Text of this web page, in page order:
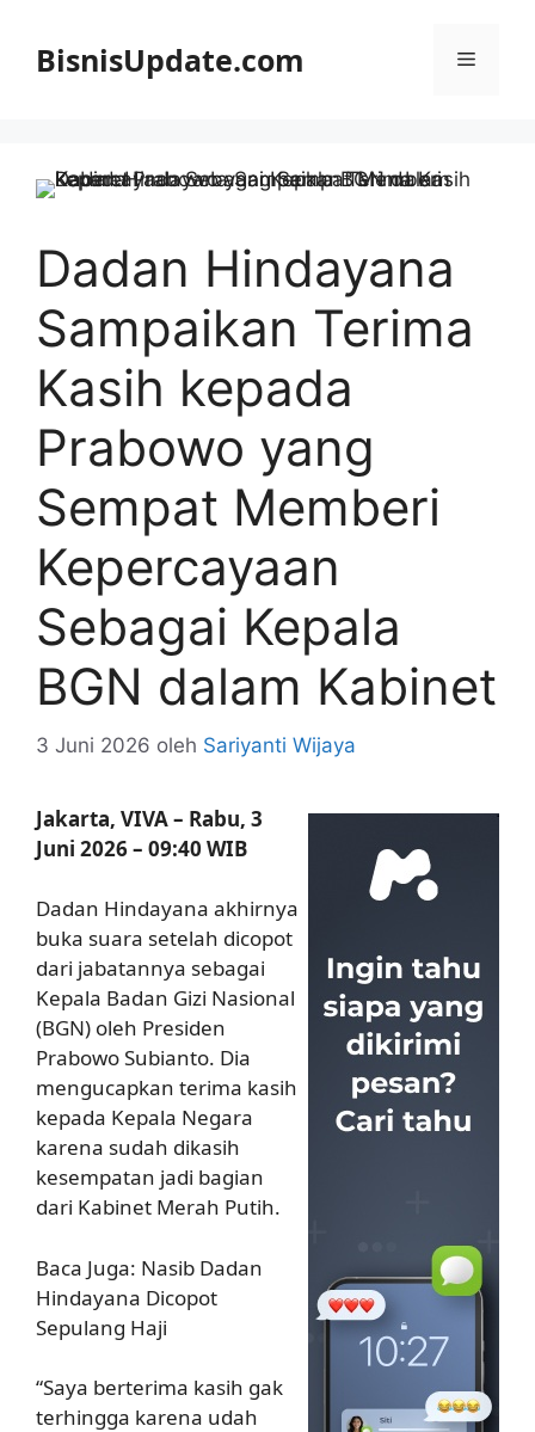
BisnisUpdate.com Menu
Dadan Hindayana
Sampaikan Terima
Kasih kepada
Prabowo yang
Sempat Memberi
Kepercayaan
Sebagai Kepala
BGN dalam Kabinet
3 Juni 2026 oleh Sariyanti Wijaya
Jakarta, VIVA – Rabu, 3
Juni 2026 – 09:40 WIB
Dadan Hindayana akhirnya
buka suara setelah dicopot
dari jabatannya sebagai
Kepala Badan Gizi Nasional
(BGN) oleh Presiden
Prabowo Subianto. Dia
mengucapkan terima kasih
kepada Kepala Negara
karena sudah dikasih
kesempatan jadi bagian
dari Kabinet Merah Putih.
Baca Juga: Nasib Dadan
Hindayana Dicopot
Sepulang Haji
“Saya berterima kasih gak
terhingga karena udah